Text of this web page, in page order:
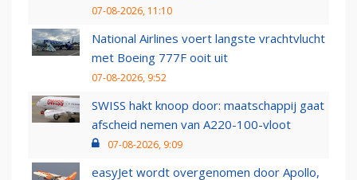
07-08-2026, 11:10
National Airlines voert langste vrachtvlucht
met Boeing 777F ooit uit
07-08-2026, 9:52
SWISS hakt knoop door: maatschappij gaat
afscheid nemen van A220-100-vloot
07-08-2026, 9:09
easyJet wordt overgenomen door Apollo,